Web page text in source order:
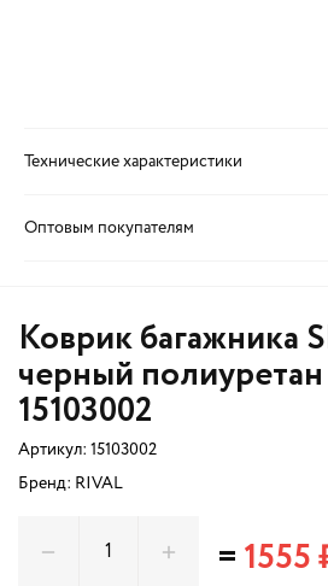
Технические характеристики
Оптовым покупателям
Коврик багажника
черный
15103002
Артикул: 15103002
Бренд: RIVAL
=1555